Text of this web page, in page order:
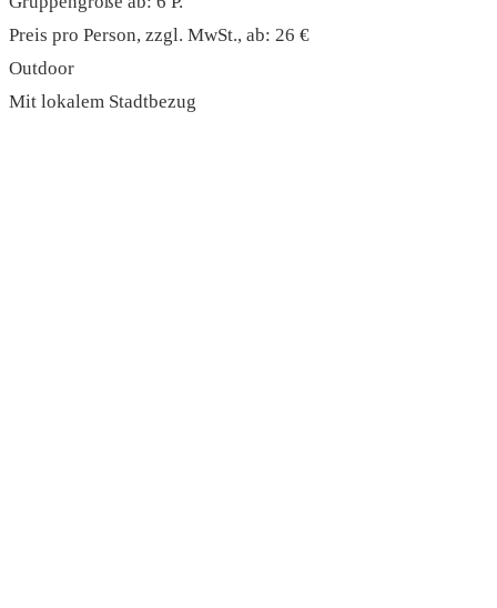
Preis pro Person, zzgl. MwSt., ab: 26 €
Outdoor
Mit lokalem Stadtbezug